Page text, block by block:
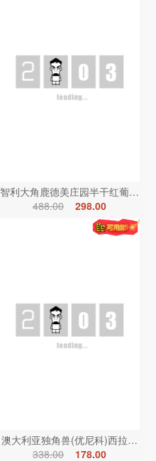
智利大角鹿德美庄园半干红葡萄酒
488.00
298.00
澳大利亚独角兽(优尼科)西拉红葡
338.00
178.00